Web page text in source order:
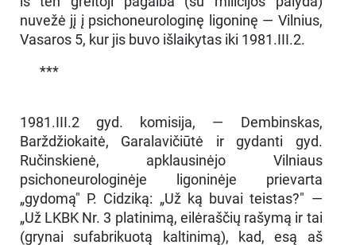
nuvežė jį į psichoneurologinę ligoninę — Vilnius,
Vasaros 5, kur jis buvo išlaikytas iki 1981.III.2.
***
1981.III.2 gyd. komisija, — Dembinskas,
Barždžiokaitė, Garalavičiūtė ir gydanti gyd.
Ručinskienė, apklausinėjo Vilniaus
psichoneurologinėje ligoninėje prievarta
„gydomą" P. Cidziką: „Už ką buvai teistas?" —
„Už LKBK Nr. 3 platinimą, eilėraščių rašymą ir tai
(grynai sufabrikuotą kaltinimą), kad, esą aš